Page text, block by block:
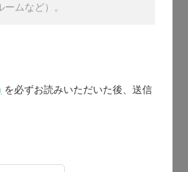
ムなど）。
を必ずお読みいただいた後、送信